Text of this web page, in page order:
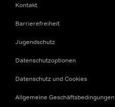
Kontakt
Barrierefreiheit
Jugendschutz
Datenschutzoptionen
Datenschutz und Cookies
Allgemeine Geschäftsbedingungen